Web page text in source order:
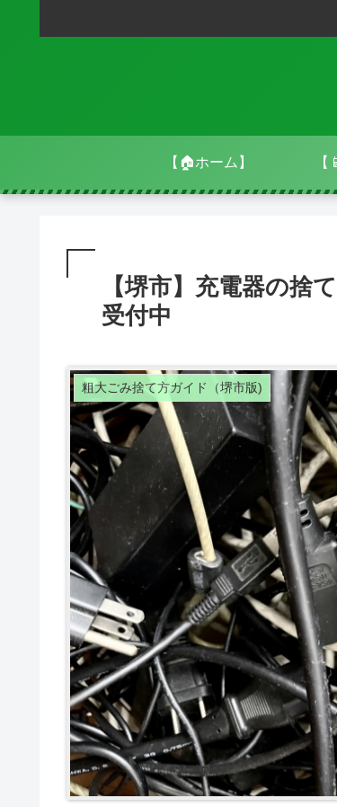
【🏠ホーム】 【
【堺市】充電器の捨
受付中
粗大ごみ捨て方ガイド（堺市版)